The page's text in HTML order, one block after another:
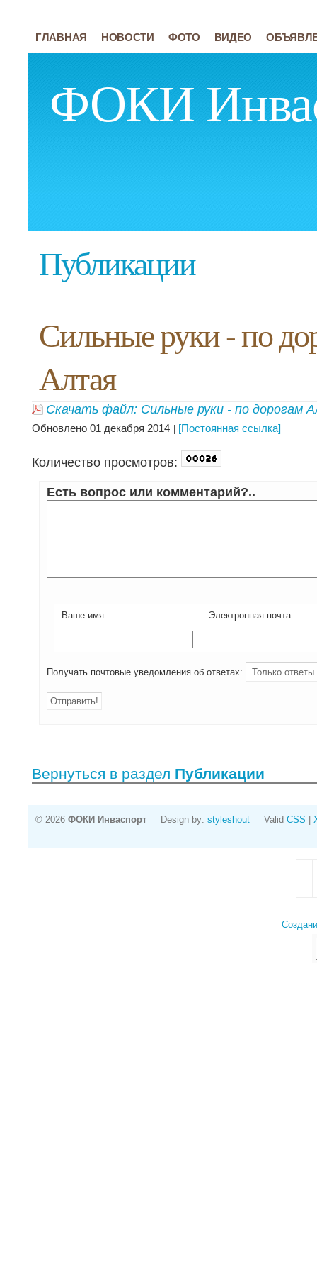
ФОКИ
ГЛАВНАЯ НОВОСТИ ФОТО ВИДЕО
Публикации
Сильные руки - по
Алтая
Скачать файл: Сильные руки - по дорогам
Обновлено 01 декабря 2014 [Постоянная ссылка]
Количество просмотров:
Есть вопрос или комментарий?..
Ваше имя Электронная почта
Получать почтовые уведомления об ответах:
Вернуться в раздел Публикации
© 2026 ФОКИ Инваспорт Design by: styleshout Valid CSS